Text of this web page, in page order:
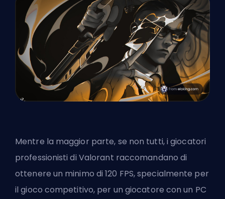
Mentre la maggior parte, se non tutti, i giocatori
professionisti di Valorant raccomandano di
ottenere un minimo di 120 FPS, specialmente per
il gioco competitivo, per un giocatore con un PC